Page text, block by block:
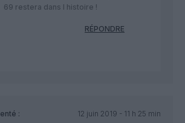
69 restera dans l histoire !
RÉPONDRE
:
12 juin 2019 - 11 h 25 min